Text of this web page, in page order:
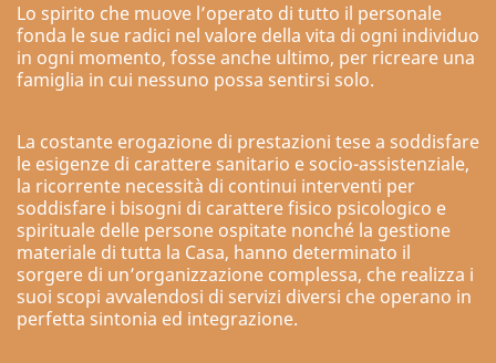
Lo spirito che muove l’operato di tutto il personale
fonda le sue radici nel valore della vita di ogni individuo
in ogni momento, fosse anche ultimo, per ricreare una
famiglia in cui nessuno possa sentirsi solo.
La costante erogazione di prestazioni tese a soddisfare
le esigenze di carattere sanitario e socio-assistenziale,
la ricorrente necessità di continui interventi per
soddisfare i bisogni di carattere fisico psicologico e
spirituale delle persone ospitate nonché la gestione
materiale di tutta la Casa, hanno determinato il
sorgere di un’organizzazione complessa, che realizza i
suoi scopi avvalendosi di servizi diversi che operano in
perfetta sintonia ed integrazione.